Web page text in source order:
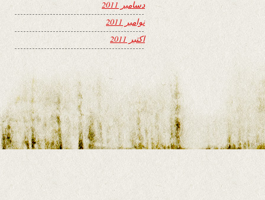
دسامبر 2011
نوامبر 2011
اکتبر 2011